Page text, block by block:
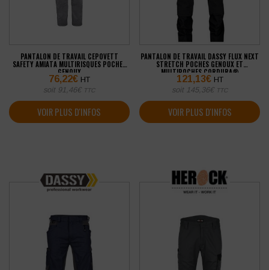
PANTALON DE TRAVAIL CEPOVETT
SAFETY AMIATA MULTIRISQUES POCHES
GENOUX
76,22€ HT
soit 91,46€ TTC
VOIR PLUS D'INFOS
PANTALON DE TRAVAIL DASSY FLUX NEXT
STRETCH POCHES GENOUX ET
MULTIPOCHES CORDURA®
121,13€ HT
soit 145,36€ TTC
VOIR PLUS D'INFOS